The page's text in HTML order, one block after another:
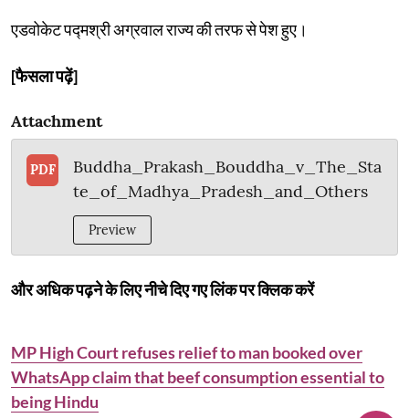
एडवोकेट पद्मश्री अग्रवाल राज्य की तरफ से पेश हुए।
[फैसला पढ़ें]
Attachment
PDF
Buddha_Prakash_Bouddha_v_The_Sta
te_of_Madhya_Pradesh_and_Others
Preview
और अधिक पढ़ने के लिए नीचे दिए गए लिंक पर क्लिक करें
MP High Court refuses relief to man booked over
WhatsApp claim that beef consumption essential to
being Hindu